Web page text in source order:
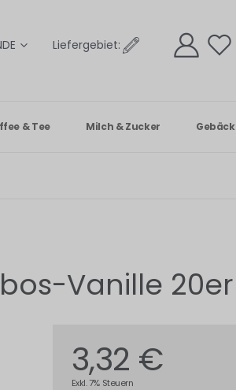
Liefergebiet:
& Tee Milch & Zucker Gebäck
Vanille 20er
3,32 €
Exkl. 7% Steuern